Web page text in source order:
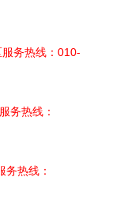
务热线：010-
务热线：
热线：